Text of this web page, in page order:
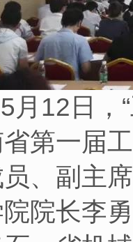
5月12日
第一届
员、副主
院长李